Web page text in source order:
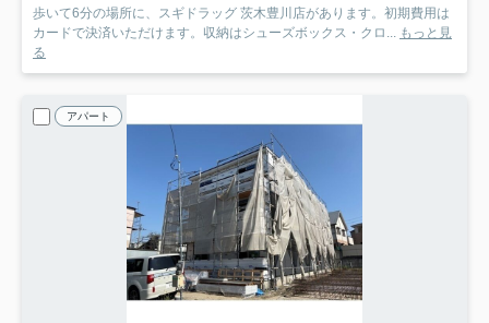
歩いて6分の場所に、スギドラッグ 茨木豊川店があります。初期費用は
カードで決済いただけます。収納はシューズボックス・クロ...
もっと見
る
アパート